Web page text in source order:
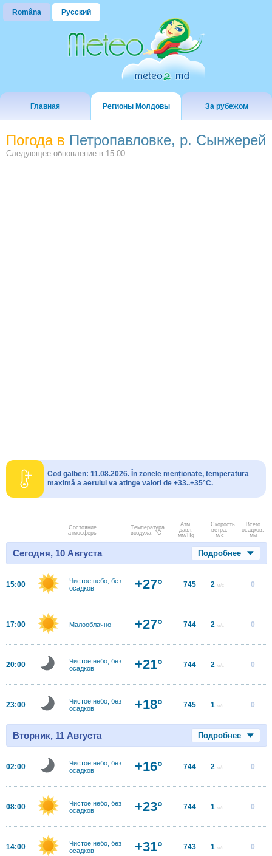
Româna Русский
Главная Регионы Молдовы За рубежом
Погода в Петропавловке, р. Сынжерей
Следующее обновление в 15:00
Cod galben: 11.08.2026. În zonele menționate, temperatura
maximă a aerului va atinge valori de +33..+35°C.
Состояние
атмосферы
Температура
воздуха, °C
Атм.
давл.
мм/Hg
Скорость
ветра.
м/с
Всего
осадков,
мм
Сегодня, 10 Августа Подробнее
15:00
Чистое небо, без
осадков
+27° 745 2 м/с 0
17:00 Малооблачно +27° 744 2 м/с 0
20:00
Чистое небо, без
осадков
+21° 744 2 м/с 0
23:00
Чистое небо, без
осадков
+18° 745 1 м/с 0
Вторник, 11 Августа Подробнее
02:00
Чистое небо, без
осадков
+16° 744 2 м/с 0
08:00
Чистое небо, без
осадков
+23° 744 1 м/с 0
14:00
Чистое небо, без
осадков
+31° 743 1 м/с 0